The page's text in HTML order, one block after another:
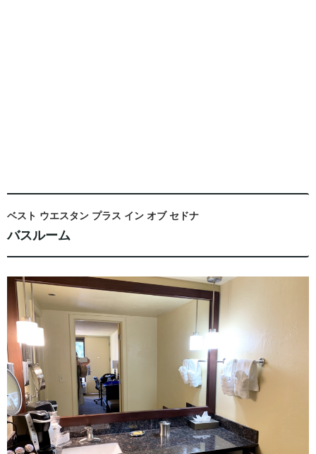
ベスト ウエスタン プラス イン オブ セドナ
バスルーム